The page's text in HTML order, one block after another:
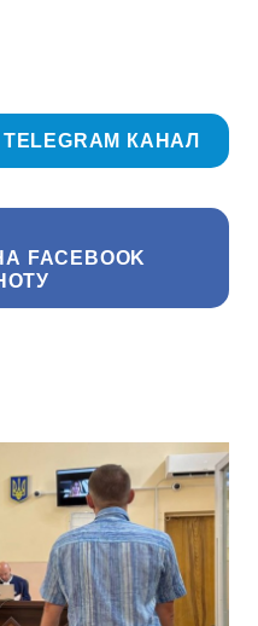
КАНАЛ
FACEBOOK